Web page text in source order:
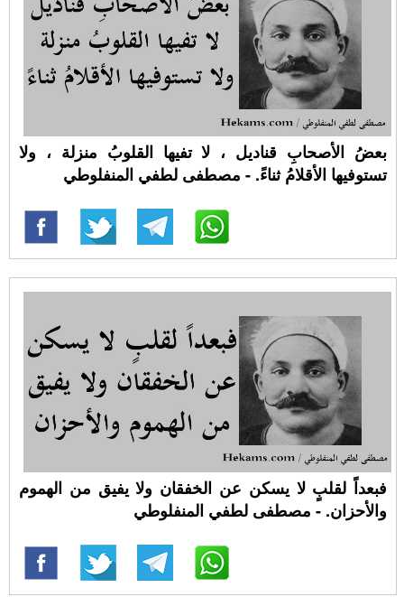
‏بعضُ الأصحابِ قناديل ، لا تفيها القلوبُ منزلة ، ولا
تستوفيها الأقلامُ ثناءً. - مصطفى لطفي المنفلوطي
فبعداً لقلبٍ لا يسكن عن الخفقان ولا يفيق من الهموم
والأحزان. - مصطفى لطفي المنفلوطي